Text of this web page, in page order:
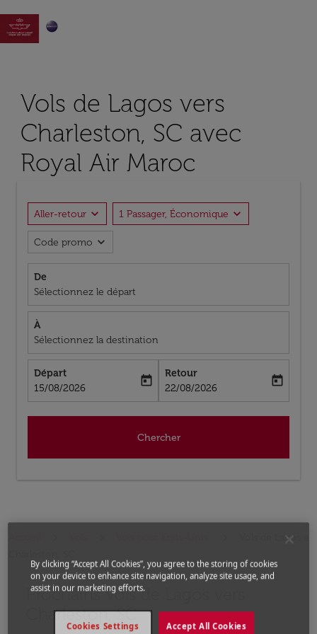

Vols de Lagos vers
Charleston, SC avec
Royal Air Maroc
Aller-retour expand_more 1 Passager, Économique expand_more
Code promo expand_more
De
Sélectionnez le départ
À
Sélectionnez la destination
Départ
fc-booking-departure-date-aria-label
15/08/2026
today
Retour
fc-booking-return-date-aria-label
22/08/2026
today
Chercher
Vols de Lagos a
Prochains Vols de Lagos vers
Charleston, SC
Aucun tarif trouvé pour les options populaires
By clicking “Accept All Cookies”, you agree to the storing of cookies
on your device to enhance site navigation, analyze site usage, and
assist in our marketing efforts.
Accept All Cookies
Cookies Settings